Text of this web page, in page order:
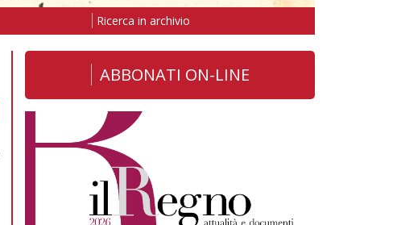
Ricerca in archivio
ABBONATI ON-LINE